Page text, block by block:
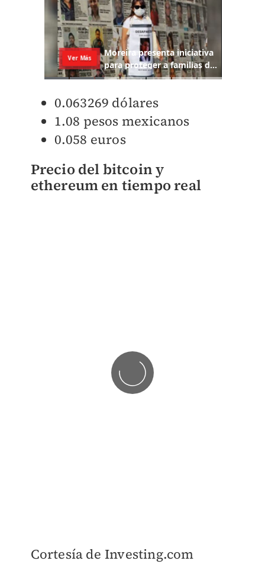
0.063269 dólares
1.08 pesos mexicanos
0.058 euros
Precio del bitcoin y
ethereum en tiempo real
Cortesía de Investing.com